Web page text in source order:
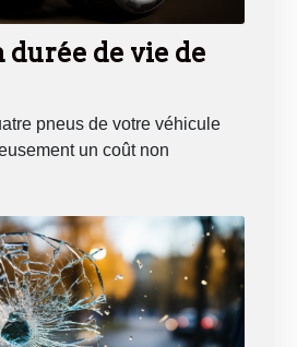
durée de vie de
pneus de votre véhicule
un coût non